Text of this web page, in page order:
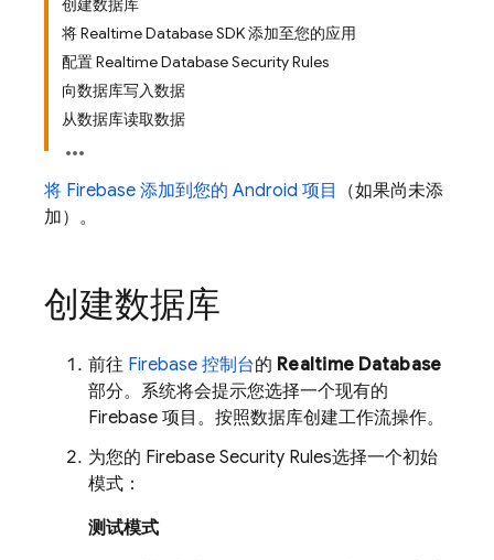
创建数据库
将 Realtime Database SDK 添加至您的应用
配置 Realtime Database Security Rules
向数据库写入数据
从数据库读取数据
将 Firebase 添加到您的 Android 项目
（如果尚未添
加）。
创建数据库
前往 Firebase 控制台的 Realtime Database
部分。系统将会提示您选择一个现有的
Firebase 项目。按照数据库创建工作流操作。
为您的 Firebase Security Rules选择一个初始
模式：
测试模式